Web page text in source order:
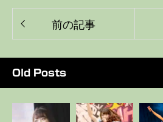
前の記事
Old Posts